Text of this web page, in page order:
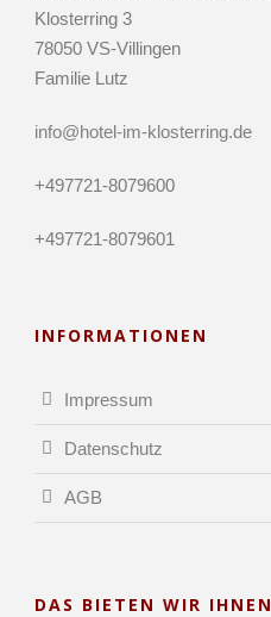
Klosterring 3
78050 VS-Villingen
Familie Lutz
info@hotel-im-klosterring.de
+497721-8079600
+497721-8079601
INFORMATIONEN
Impressum
Datenschutz
AGB
DAS BIETEN WIR IHNEN